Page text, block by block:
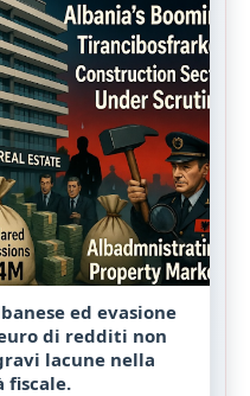
ed evasione
di redditi non
lacune nella
fiscale.